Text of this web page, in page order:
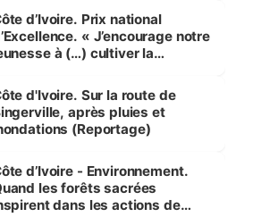
d’Ivoire. Prix national
« J’encourage notre
à (…) cultiver la
Ouattara
d'Ivoire. Sur la route de
après pluies et
(Reportage)
d’Ivoire - Environnement.
les forêts sacrées
dans les actions de